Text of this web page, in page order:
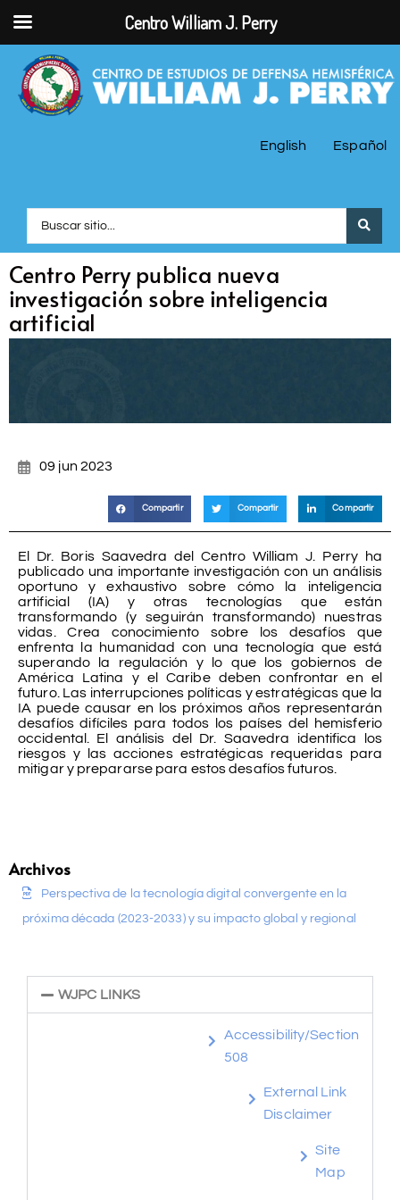
English Español
Centro Perry publica nueva
investigación sobre inteligencia
artificial
09 jun 2023
Compartir Compartir Compartir
El Dr. Boris Saavedra del Centro William J. Perry ha
publicado una importante investigación con un análisis
oportuno y exhaustivo sobre cómo la inteligencia
artificial (IA) y otras tecnologías que están
transformando (y seguirán transformando) nuestras
vidas. Crea conocimiento sobre los desafíos que
enfrenta la humanidad con una tecnología que está
superando la regulación y lo que los gobiernos de
América Latina y el Caribe deben confrontar en el
futuro. Las interrupciones políticas y estratégicas que la
IA puede causar en los próximos años representarán
desafíos difíciles para todos los países del hemisferio
occidental. El análisis del Dr. Saavedra identifica los
riesgos y las acciones estratégicas requeridas para
mitigar y prepararse para estos desafíos futuros.
Archivos
Perspectiva de la tecnología digital convergente en la
próxima década (2023-2033) y su impacto global y regional
WJPC LINKS
Accessibility/Section
508
External Link
Disclaimer
Site
Map
Centro William J. Perry